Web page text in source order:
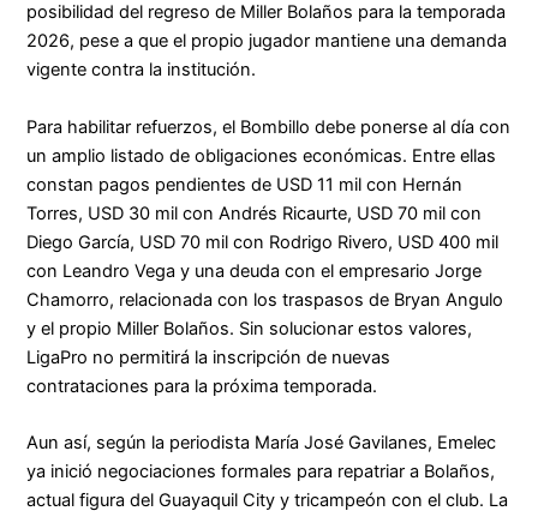
posibilidad del regreso de Miller Bolaños para la temporada
2026, pese a que el propio jugador mantiene una demanda
vigente contra la institución.
Para habilitar refuerzos, el Bombillo debe ponerse al día con
un amplio listado de obligaciones económicas. Entre ellas
constan pagos pendientes de USD 11 mil con Hernán
Torres, USD 30 mil con Andrés Ricaurte, USD 70 mil con
Diego García, USD 70 mil con Rodrigo Rivero, USD 400 mil
con Leandro Vega y una deuda con el empresario Jorge
Chamorro, relacionada con los traspasos de Bryan Angulo
y el propio Miller Bolaños. Sin solucionar estos valores,
LigaPro no permitirá la inscripción de nuevas
contrataciones para la próxima temporada.
Aun así, según la periodista María José Gavilanes, Emelec
ya inició negociaciones formales para repatriar a Bolaños,
actual figura del Guayaquil City y tricampeón con el club. La